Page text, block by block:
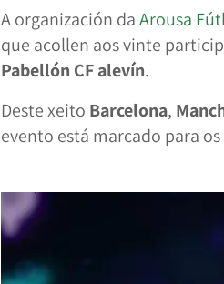
A organización daArousa
que acollen aos vinte
Pabellón CF alevín.
Deste xeito Barcelona,
evento está marcado para